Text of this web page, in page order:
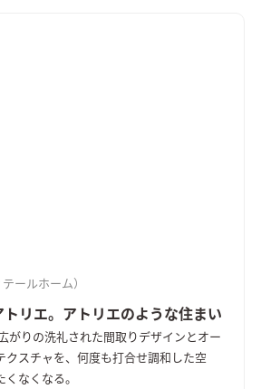
ールホーム）
リエ。アトリエのような住まい
がりの洗礼された間取りデザインとオー
クスチャを、何度も打合せ調和した空
くなくなる。